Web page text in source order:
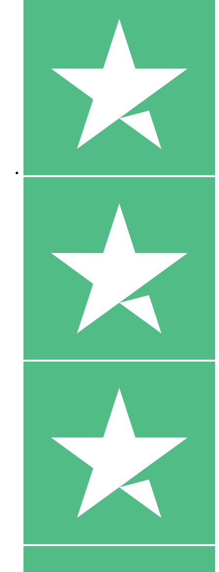
Individuelle Credit-Pakete
Zahlen Sie nach Bedarf mit Download-Credits. Keine
monatliche Verpflichtung erforderlich.
10 00
10 Downloads
20 00